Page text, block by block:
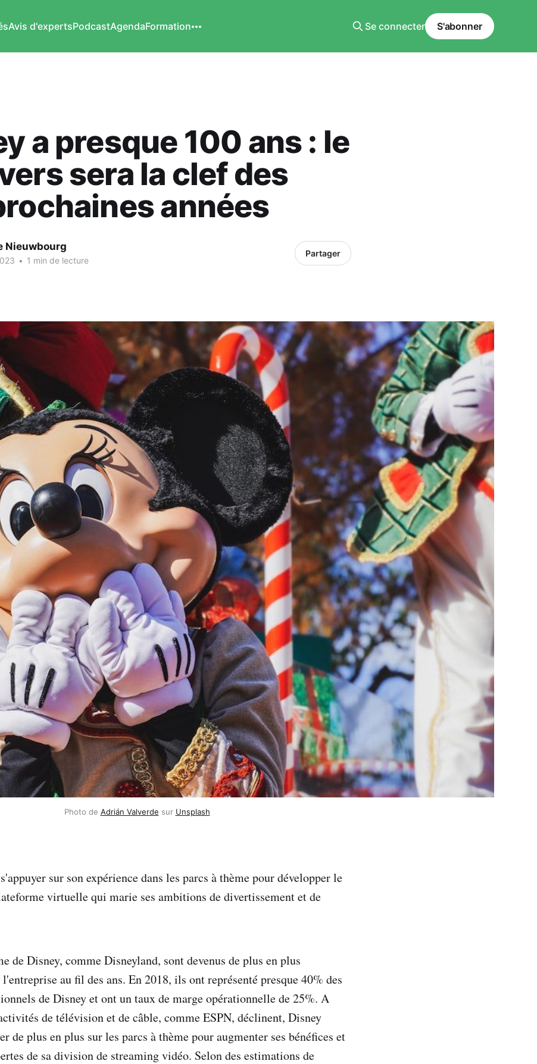
Avis d'expertsPodcastAgendaFormation Se connecter S'abonner
a presque 100 ans : le
sera la clef des
années
Nieuwbourg
• 1 min de lecture
Partager
Photo de Adrián Valverde sur Unsplash
sur son expérience dans les parcs à thème pour développer le
virtuelle qui marie ses ambitions de divertissement et de
de Disney, comme Disneyland, sont devenus de plus en plus
au fil des ans. En 2018, ils ont représenté presque 40% des
de Disney et ont un taux de marge opérationnelle de 25%. A
de télévision et de câble, comme ESPN, déclinent, Disney
de plus en plus sur les parcs à thème pour augmenter ses bénéfices et
de sa division de streaming vidéo. Selon des estimations de